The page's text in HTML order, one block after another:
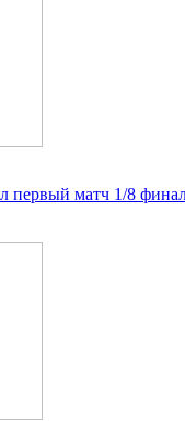
первый матч 1/8